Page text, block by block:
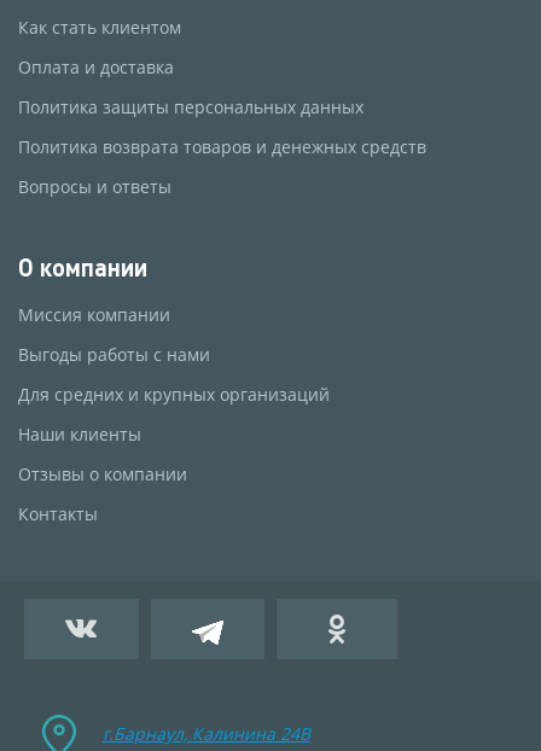
Как стать клиентом
Оплата и доставка
Политика защиты персональных данных
Политика возврата товаров и денежных средств
Вопросы и ответы
О компании
Миссия компании
Выгоды работы с нами
Для средних и крупных организаций
Наши клиенты
Отзывы о компании
Контакты
г.Барнаул, Калинина 24B